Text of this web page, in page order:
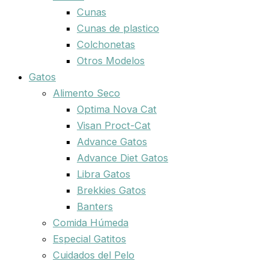
Cunas
Cunas de plastico
Colchonetas
Otros Modelos
Gatos
Alimento Seco
Optima Nova Cat
Visan Proct-Cat
Advance Gatos
Advance Diet Gatos
Libra Gatos
Brekkies Gatos
Banters
Comida Húmeda
Especial Gatitos
Cuidados del Pelo